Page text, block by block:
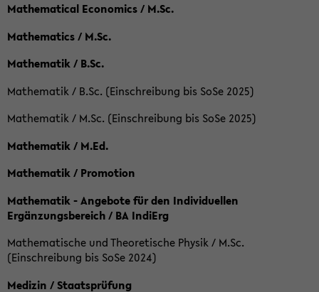
Mathematical Economics / M.Sc.
Mathematics / M.Sc.
Mathematik / B.Sc.
Mathematik / B.Sc. (Einschreibung bis SoSe 2025)
Mathematik / M.Sc. (Einschreibung bis SoSe 2025)
Mathematik / M.Ed.
Mathematik / Promotion
Mathematik - Angebote für den Individuellen
Ergänzungsbereich / BA IndiErg
Mathematische und Theoretische Physik / M.Sc.
(Einschreibung bis SoSe 2024)
Medizin / Staatsprüfung